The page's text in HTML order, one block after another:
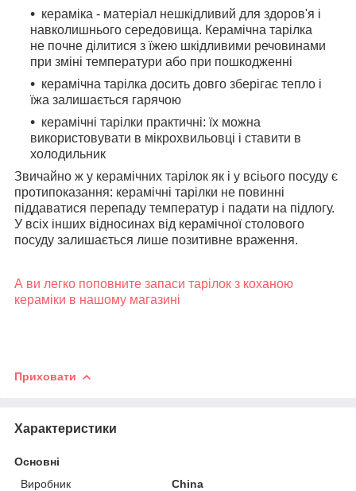
кераміка - матеріал нешкідливий для здоров'я і
навколишнього середовища. Керамічна тарілка
не почне ділитися з їжею шкідливими речовинами
при зміні температури або при пошкодженні
керамічна тарілка досить довго зберігає тепло і
їжа залишається гарячою
керамічні тарілки практичні: їх можна
використовувати в мікрохвильовці і ставити в
холодильник
Звичайно ж у керамічних тарілок як і у всіього посуду є
протипоказання: керамічні тарілки не повинні
піддаватися перепаду температур і падати на підлогу.
У всіх інших відносинах від керамічної столового
посуду залишається лише позитивне враження.
А ви легко поповните запаси тарілок з коханою
кераміки в нашому магазині
Приховати
Характеристики
Основні
Виробник
China